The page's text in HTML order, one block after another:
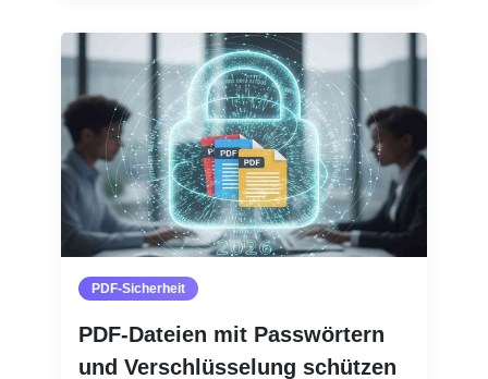
PDF-Sicherheit
PDF-Dateien mit Passwörtern
und Verschlüsselung schützen